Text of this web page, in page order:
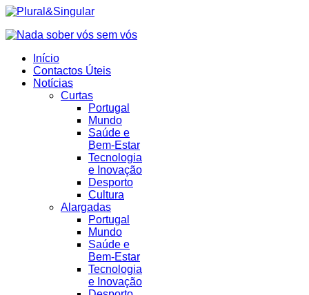
Início
Contactos Úteis
Notícias
Curtas
Portugal
Mundo
Saúde e
Bem-Estar
Tecnologia
e Inovação
Desporto
Cultura
Alargadas
Portugal
Mundo
Saúde e
Bem-Estar
Tecnologia
e Inovação